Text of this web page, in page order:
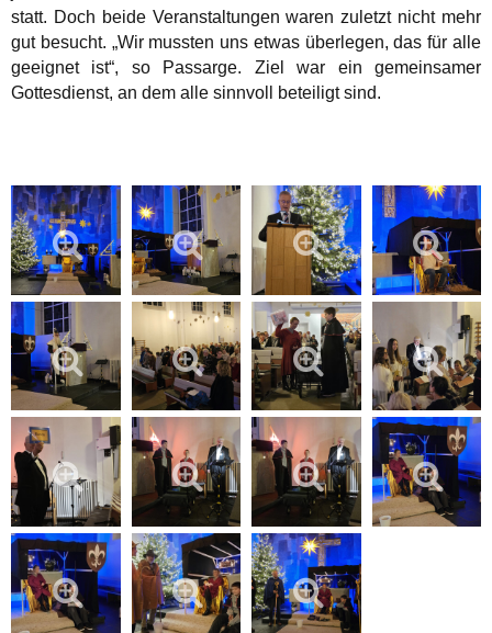
statt. Doch beide Veranstaltungen waren zuletzt nicht mehr
gut besucht. „Wir mussten uns etwas überlegen, das für alle
geeignet ist“, so Passarge. Ziel war ein gemeinsamer
Gottesdienst, an dem alle sinnvoll beteiligt sind.